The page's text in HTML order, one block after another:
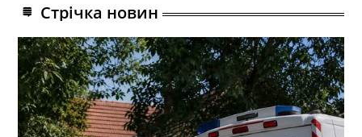
Стрічка новин